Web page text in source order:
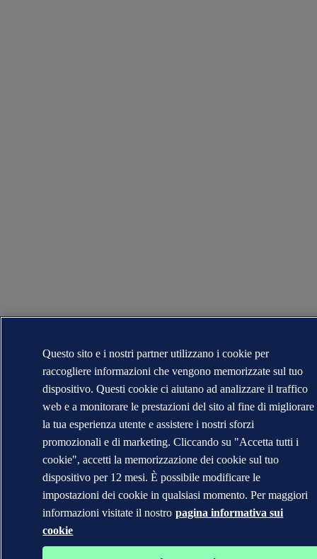
Questo sito e i nostri partner utilizzano i cookie per
raccogliere informazioni che vengono memorizzate sul tuo
dispositivo. Questi cookie ci aiutano ad analizzare il traffico
web e a monitorare le prestazioni del sito al fine di migliorare
la tua esperienza utente e assistere i nostri sforzi
promozionali e di marketing. Cliccando su "Accetta tutti i
cookie", accetti la memorizzazione dei cookie sul tuo
dispositivo per 12 mesi. È possibile modificare le
impostazioni dei cookie in qualsiasi momento. Per maggiori
informazioni visitate il nostro pagina informativa sui
cookie